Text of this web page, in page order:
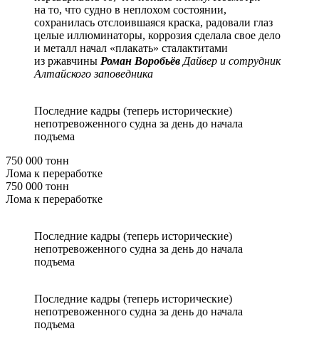
на то, что судно в неплохом состоянии,
сохранилась отслоившаяся краска, радовали глаз
целые иллюминаторы, коррозия сделала свое дело
и металл начал «плакать» сталактитами
из ржавчины Роман Воробьёв Дайвер и сотрудник
Алтайского заповедника
Последние кадры (теперь исторические)
непотревоженного судна за день до начала
подъема
750 000 тонн
Лома к переработке
750 000 тонн
Лома к переработке
Последние кадры (теперь исторические)
непотревоженного судна за день до начала
подъема
Последние кадры (теперь исторические)
непотревоженного судна за день до начала
подъема